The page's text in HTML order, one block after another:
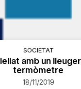
SOCIETAT
amb un
termòmetre
18/11/2019